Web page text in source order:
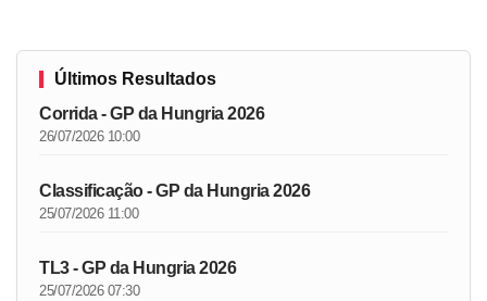
Últimos Resultados
Corrida - GP da Hungria 2026
26/07/2026 10:00
Classificação - GP da Hungria 2026
25/07/2026 11:00
TL3 - GP da Hungria 2026
25/07/2026 07:30